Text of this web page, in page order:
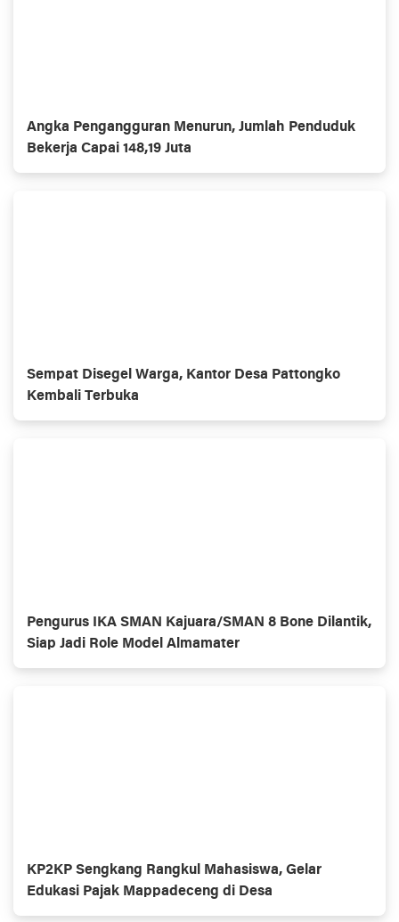
Angka Pengangguran Menurun, Jumlah Penduduk
Bekerja Capai 148,19 Juta
Sempat Disegel Warga, Kantor Desa Pattongko
Kembali Terbuka
Pengurus IKA SMAN Kajuara/SMAN 8 Bone Dilantik,
Siap Jadi Role Model Almamater
KP2KP Sengkang Rangkul Mahasiswa, Gelar
Edukasi Pajak Mappadeceng di Desa